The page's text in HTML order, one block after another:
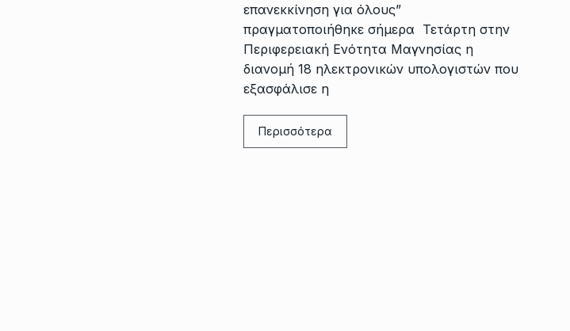
επανεκκίνηση για όλους”
πραγματοποιήθηκε σήμερα Τετάρτη στην
Περιφερειακή Ενότητα Μαγνησίας η
διανομή 18 ηλεκτρονικών υπολογιστών που
εξασφάλισε η
Περισσότερα